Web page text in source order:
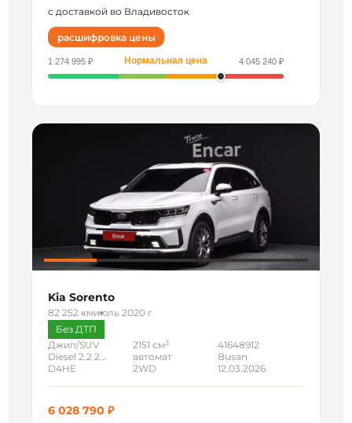
с доставкой во Владивосток
расшифровка цены
1 274 995 ₽ Нормальная цена 4 045 240 ₽
Kia Sorento
82 252 кмиюль 2020 г
Без ДТП
Джип/SUV
Diesel 2.2 2...
D4HE
2151 см3
автомат
2WD
41648912
Busan
12.03.2026
6 028 790 ₽